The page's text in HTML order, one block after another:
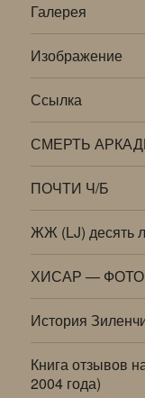
Галерея
Изображение
Ссылка
СМЕРТЬ
ПОЧТИ Ч/Б
ЖЖ (LJ) десять
ХИСАР — ФОТО
История
Книга отзывов
2004 года)